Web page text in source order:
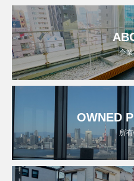
企
OWNED
所